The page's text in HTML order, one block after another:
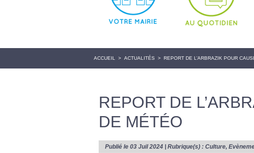
ACCUEIL > ACTUALITÉS > REPORT DE L’ARBRAZIK POUR
REPORT DE
DE MÉTÉO
Publié le 03 Juil 2024 | Rubrique(s) : Culture,